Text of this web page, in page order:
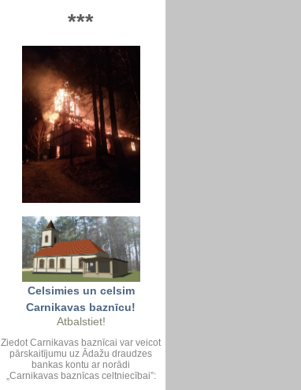
***
Celsimies un celsim
Carnikavas baznīcu!
Atbalstiet!
Ziedot Carnikavas baznīcai var veicot
pārskaitījumu uz Ādažu draudzes
bankas kontu ar norādi
„Carnikavas baznīcas celtniecībai”: